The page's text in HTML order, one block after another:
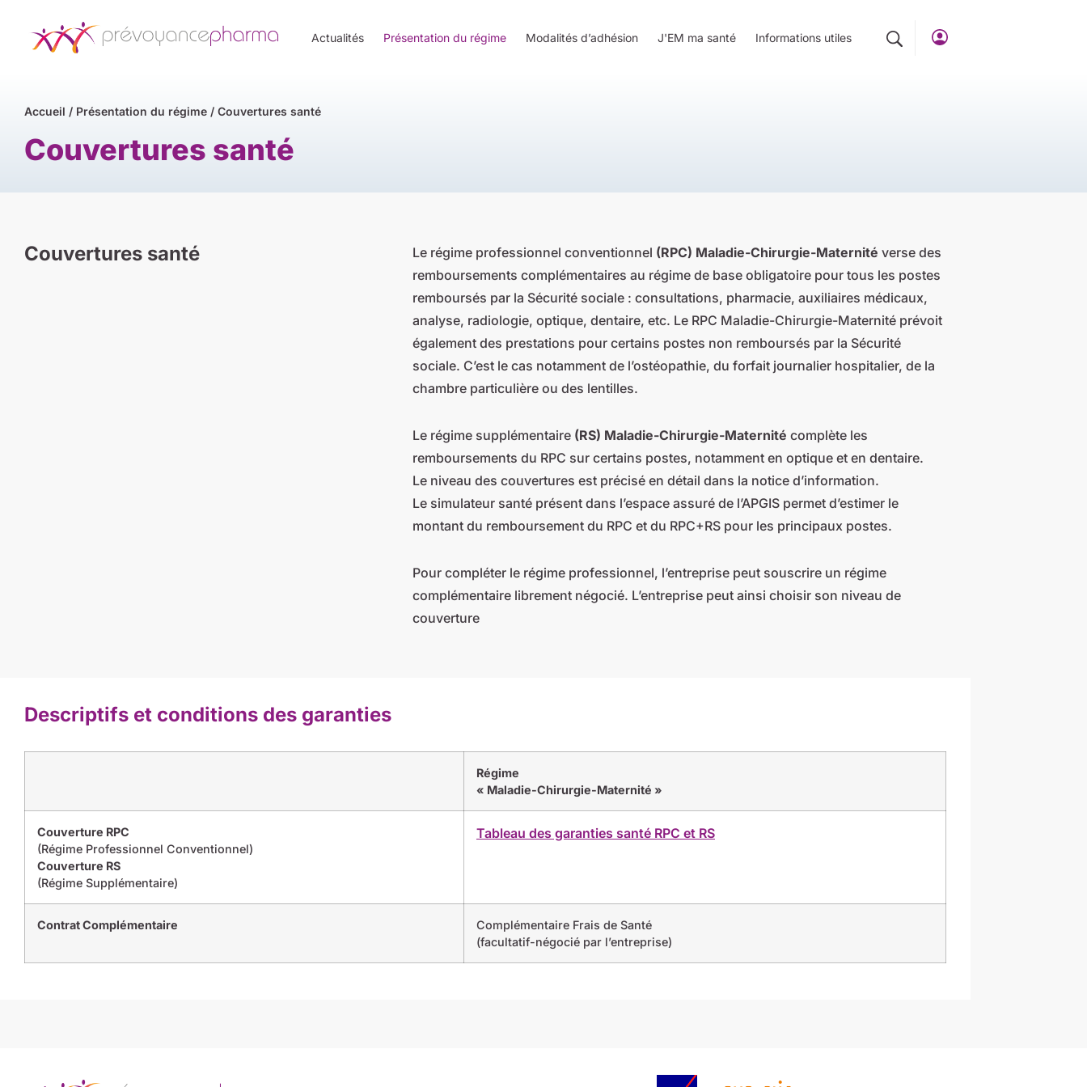
Actualités Présentation du régime Modalités d’adhésion J'EM ma santé Informations utiles
Accueil / Présentation du régime / Couvertures santé
Couvertures santé
Couvertures santé Le régime professionnel conventionnel (RPC) Maladie-Chirurgie-Maternité verse des
remboursements complémentaires au régime de base obligatoire pour tous les postes
remboursés par la Sécurité sociale : consultations, pharmacie, auxiliaires médicaux,
analyse, radiologie, optique, dentaire, etc. Le RPC Maladie-Chirurgie-Maternité prévoit
également des prestations pour certains postes non remboursés par la Sécurité
sociale. C’est le cas notamment de l’ostéopathie, du forfait journalier hospitalier, de la
chambre particulière ou des lentilles.
Le régime supplémentaire (RS) Maladie-Chirurgie-Maternité complète les
remboursements du RPC sur certains postes, notamment en optique et en dentaire.
Le niveau des couvertures est précisé en détail dans la notice d’information.
Le simulateur santé présent dans l’espace assuré de l’APGIS permet d’estimer le
montant du remboursement du RPC et du RPC+RS pour les principaux postes.
Pour compléter le régime professionnel, l’entreprise peut souscrire un régime
complémentaire librement négocié. L’entreprise peut ainsi choisir son niveau de
couverture
Descriptifs et conditions des garanties
Régime
« Maladie-Chirurgie-Maternité »
Couverture RPC
(Régime Professionnel Conventionnel)
Couverture RS
(Régime Supplémentaire)
Tableau des garanties santé RPC et RS
Contrat Complémentaire
Complémentaire Frais de Santé
(facultatif-négocié par l’entreprise)